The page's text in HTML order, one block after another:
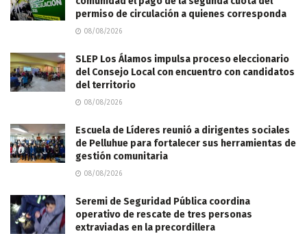
permiso de circulación a quienes corresponda
08/08/2026
SLEP Los Álamos impulsa proceso eleccionario
del Consejo Local con encuentro con candidatos
del territorio
08/08/2026
Escuela de Líderes reunió a dirigentes sociales
de Pelluhue para fortalecer sus herramientas de
gestión comunitaria
08/08/2026
Seremi de Seguridad Pública coordina
operativo de rescate de tres personas
extraviadas en la precordillera